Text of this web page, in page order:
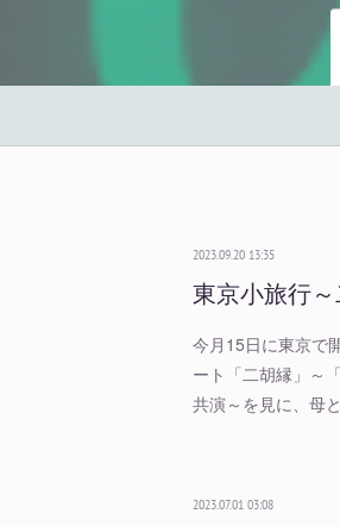
2023.09.20 13:35
東京小旅行
今月15日に東京で
ート「二胡縁」～
共演～を見に、母
2023.07.01 03:08